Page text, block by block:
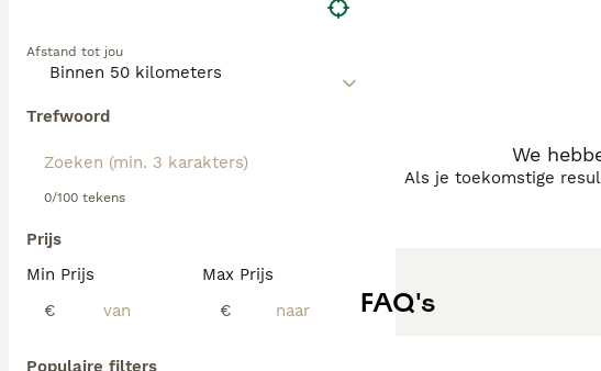
Afstand tot jou
Trefwoord
0/100 tekens
Prijs
Min Prijs
€
Max Prijs
€
Populaire filters
We
Als je toekomstige
FAQ's